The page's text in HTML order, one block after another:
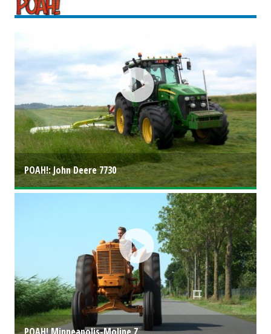
POAH!: John Deere 7730